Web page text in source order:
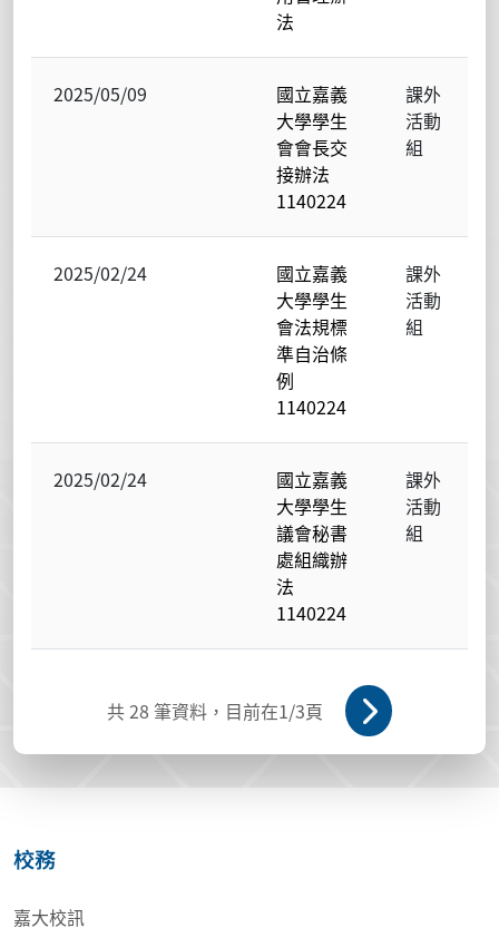
法
2025/05/09
國立嘉義
大學學生
會會長交
接辦法
1140224
課外
活動
組
2025/02/24
國立嘉義
大學學生
會法規標
準自治條
例
1140224
課外
活動
組
2025/02/24
國立嘉義
大學學生
議會秘書
處組織辦
法
1140224
課外
活動
組
共28 筆資料，目前在1/3頁
校務
嘉大校訊